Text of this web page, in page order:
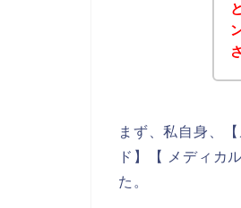
まず、私自身、
ド】【 メディカ
た。